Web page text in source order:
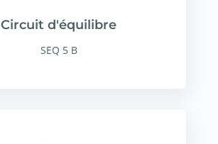
Circuit d'équilibre
SEQ 5 B